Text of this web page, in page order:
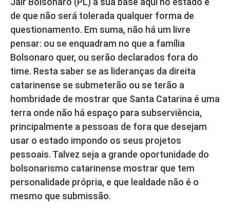
de que não será tolerada qualquer forma de
questionamento. Em suma, não há um livre
pensar: ou se enquadram no que a família
Bolsonaro quer, ou serão declarados fora do
time. Resta saber se as lideranças da direita
catarinense se submeterão ou se terão a
hombridade de mostrar que Santa Catarina é uma
terra onde não há espaço para subserviência,
principalmente a pessoas de fora que desejam
usar o estado impondo os seus projetos
pessoais. Talvez seja a grande oportunidade do
bolsonarismo catarinense mostrar que tem
personalidade própria, e que lealdade não é o
mesmo que submissão.